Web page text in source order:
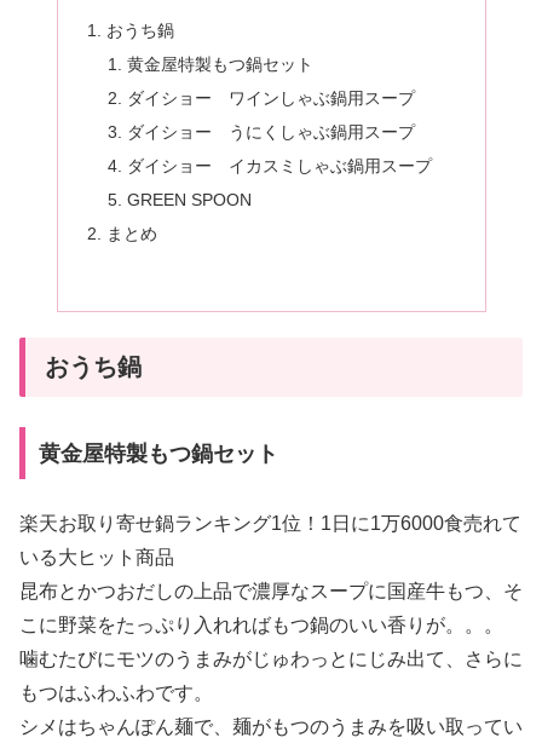
おうち鍋
黄金屋特製もつ鍋セット
ダイショー ワインしゃぶ鍋用スープ
ダイショー うにくしゃぶ鍋用スープ
ダイショー イカスミしゃぶ鍋用スープ
GREEN SPOON
まとめ
おうち鍋
黄金屋特製もつ鍋セット
楽天お取り寄せ鍋ランキング1位！1日に1万6000食売れて
いる大ヒット商品
昆布とかつおだしの上品で濃厚なスープに国産牛もつ、そ
こに野菜をたっぷり入れればもつ鍋のいい香りが。。。
噛むたびにモツのうまみがじゅわっとにじみ出て、さらに
もつはふわふわです。
シメはちゃんぽん麺で、麺がもつのうまみを吸い取ってい